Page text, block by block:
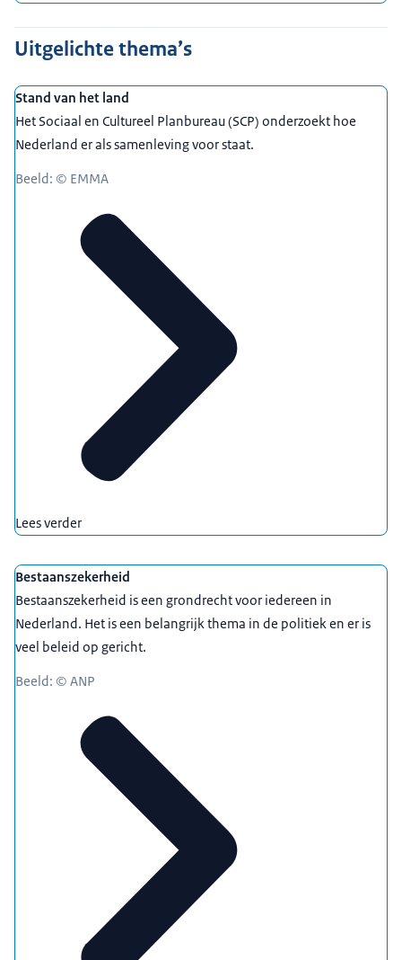
Uitgelichte thema’s
Stand van het land
Het Sociaal en Cultureel Planbureau (SCP) onderzoekt hoe
Nederland er als samenleving voor staat.
Beeld: © EMMA
Lees verder
Bestaanszekerheid
Bestaanszekerheid is een grondrecht voor iedereen in
Nederland. Het is een belangrijk thema in de politiek en er is
veel beleid op gericht.
Beeld: © ANP